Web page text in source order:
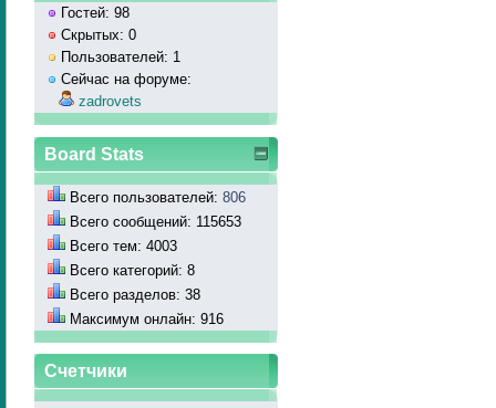
Гостей: 98
Скрытых: 0
Пользователей: 1
Сейчас на форуме:
zadrovets
Board Stats
Всего пользователей: 806
Всего сообщений: 115653
Всего тем: 4003
Всего категорий: 8
Всего разделов: 38
Максимум онлайн: 916
Счетчики